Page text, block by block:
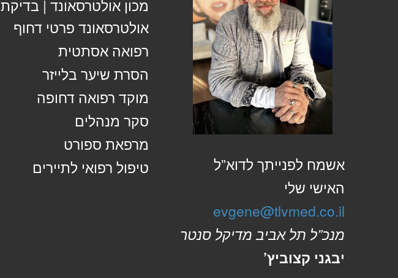
אשמח לפנייתך לדוא”ל
האישי שלי
evgene@tlvmed.co.il
מנכ”ל תל אביב מדיקל סנטר
יבגני קצוביץ’
מכון אולטרסאונד | בדיקת
אולטרסאונד פרטי דחוף
רפואה אסתטית
הסרת שיער בלייזר
מוקד רפואה דחופה
סקר מנהלים
מרפאת ספורט
טיפול רפואי לתיירים